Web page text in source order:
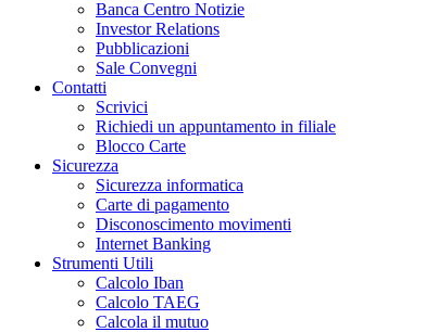
Banca Centro Notizie
Investor Relations
Pubblicazioni
Sale Convegni
Contatti
Scrivici
Richiedi un appuntamento in filiale
Blocco Carte
Sicurezza
Sicurezza informatica
Carte di pagamento
Disconoscimento movimenti
Internet Banking
Strumenti Utili
Calcolo Iban
Calcolo TAEG
Calcola il mutuo